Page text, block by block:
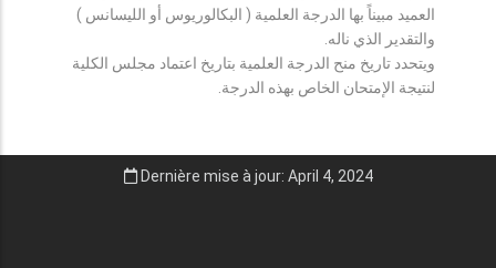
العميد مبيناً بها الدرجة العلمية ( البكالوريوس أو الليسانس )
والتقدير الذي ناله.
ويتحدد تاريخ منح الدرجة العلمية بتاريخ اعتماد مجلس الكلية
لنتيجة الإمتحان الخاص بهذه الدرجة.
Dernière mise à jour: April 4, 2024